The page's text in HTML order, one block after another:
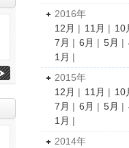
2016年
12月 | 11月 | 10
7月 | 6月 | 5月 |
1月 |
2015年
12月 | 11月 | 10
7月 | 6月 | 5月 |
1月 |
2014年